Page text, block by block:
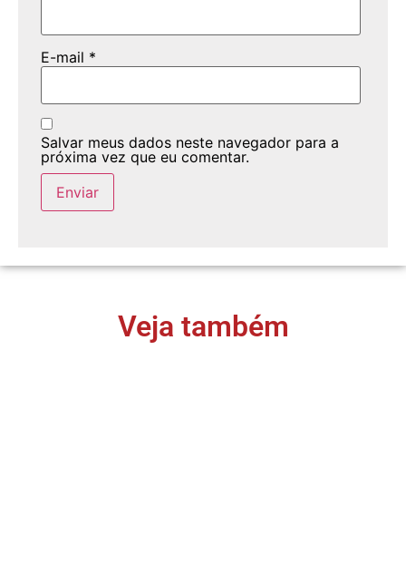
E-mail *
Salvar meus dados neste navegador para a
próxima vez que eu comentar.
Veja também